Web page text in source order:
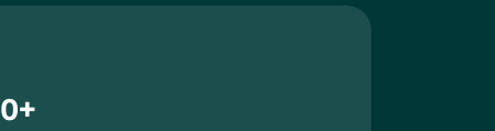
что позволяет